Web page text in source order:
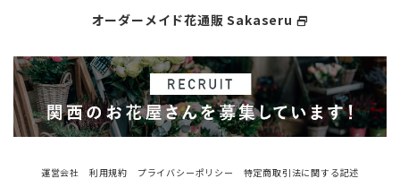
オーダーメイド花通販 Sakaseru select_window
運営会社 利用規約 プライバシーポリシー 特定商取引法に関する記述